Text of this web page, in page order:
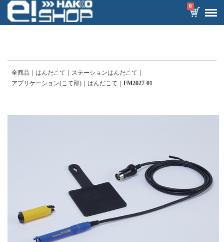
0
全商品 はんだこて
ステーションはんだこて
アプリケーション(こて部)
はんだこて FM2027-01